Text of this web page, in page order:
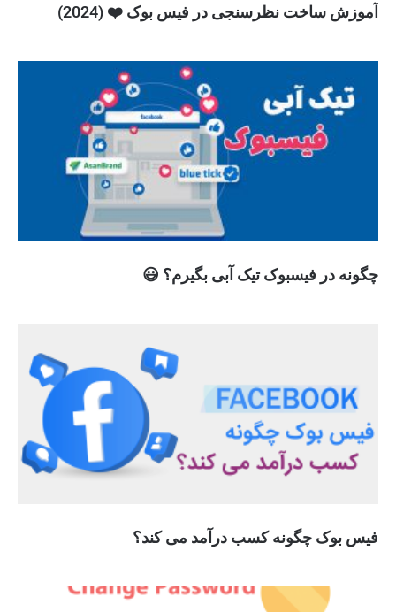
آموزش ساخت نظرسنجی در فیس بوک ❤️ (2024)
چگونه در فیسبوک تیک آبی بگیرم؟ 😃
فیس بوک چگونه کسب درآمد می کند؟